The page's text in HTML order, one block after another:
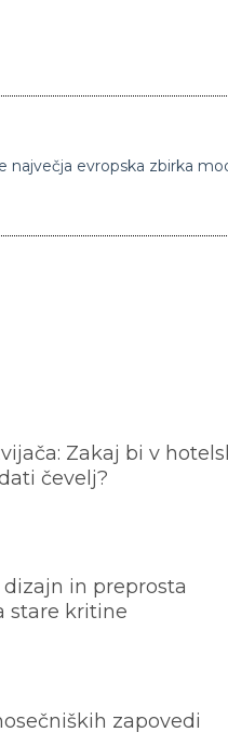
Zakaj bi v
čevelj?
dizajn in preprosta
stare kritine
zapovedi